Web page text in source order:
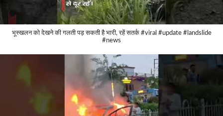
भूस्खलन को देखने की गलती पड़ सकती है भारी, रहें सतर्क #viral #update #landslide
#news